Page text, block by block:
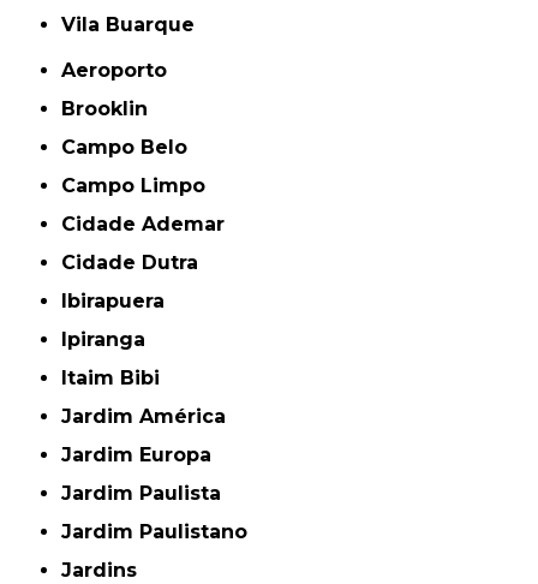
Vila Buarque
Aeroporto
Brooklin
Campo Belo
Campo Limpo
Cidade Ademar
Cidade Dutra
Ibirapuera
Ipiranga
Itaim Bibi
Jardim América
Jardim Europa
Jardim Paulista
Jardim Paulistano
Jardins